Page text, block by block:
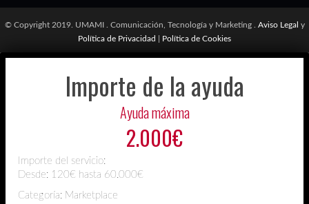
© Copyright 2019. UMAMI . Comunicación, Tecnología y Marketing . Aviso Legal y
Política de Privacidad
Política de Cookies
Importe de la ayuda
Ayuda máxima
2.000€
Importe del servicio:
Desde: 120€ hasta 60.000€
Categoría: Marketplace